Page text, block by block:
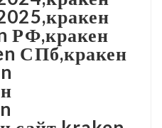
РФ,кракен
СПб,кракен